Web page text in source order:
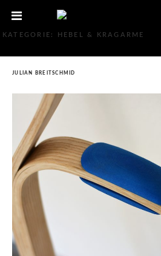
KATEGORIE: HEBEL & KRAGARME
JULIAN BREITSCHMID